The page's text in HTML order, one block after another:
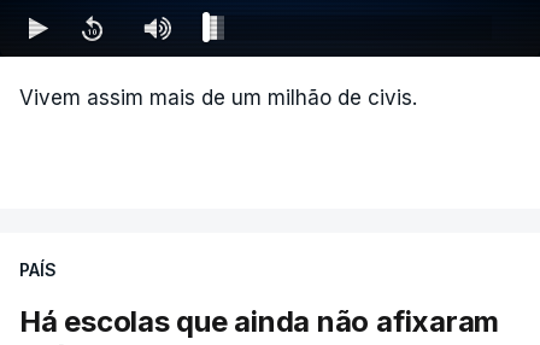
Vivem assim mais de um milhão de civis.
PAÍS
Há escolas que ainda não afixaram